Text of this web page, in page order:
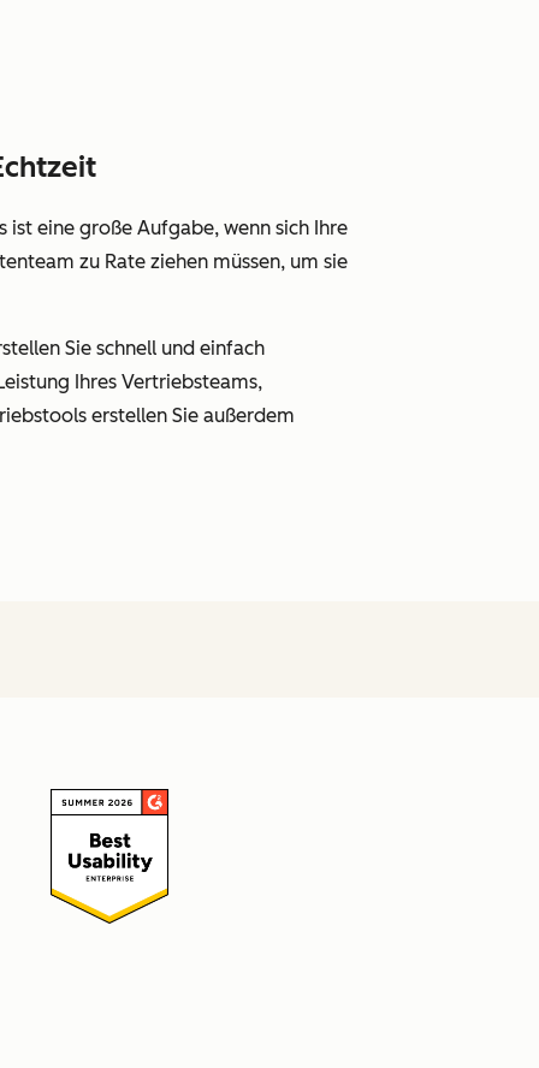
eine große Aufgabe, wenn sich Ihre
zu Rate ziehen müssen, um sie
Sie schnell und einfach
Ihres Vertriebsteams,
erstellen Sie außerdem